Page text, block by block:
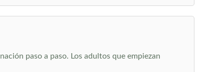
paso a paso. Los adultos que empiezan